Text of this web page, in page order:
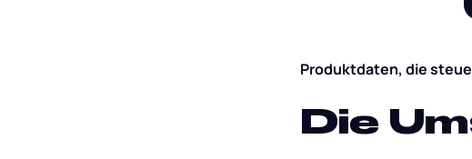
Produktdaten, die
Die